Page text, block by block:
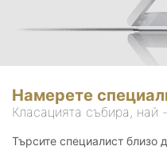
Намерете
Класацията събира, най
Търсите специалист близо